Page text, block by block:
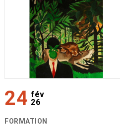
24 fév
26
FORMATION